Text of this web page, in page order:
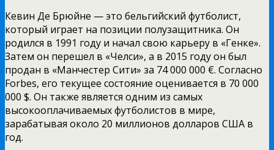
Кевин Де Брюйне — это бельгийский футболист,
который играет на позиции полузащитника. Он
родился в 1991 году и начал свою карьеру в «Генке».
Затем он перешел в «Челси», а в 2015 году он был
продан в «Манчестер Сити» за 74 000 000 €. Согласно
Forbes, его текущее состояние оценивается в 70 000
000 $. Он также является одним из самых
высокооплачиваемых футболистов в мире,
зарабатывая около 20 миллионов долларов США в
год.